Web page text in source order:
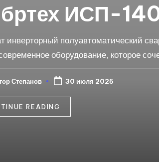
ИСП-
инверторный полуавтоматический
оборудование, которое
Степанов 30 июля 2025
READING